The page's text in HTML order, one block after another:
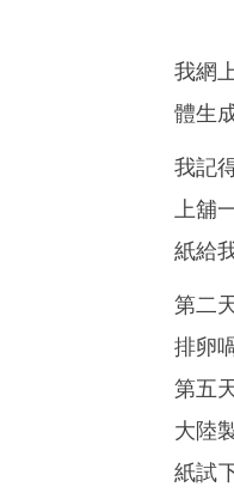
我網
體生
我記
上舖
紙給我
第二
排卵
第五
大陸
紙試